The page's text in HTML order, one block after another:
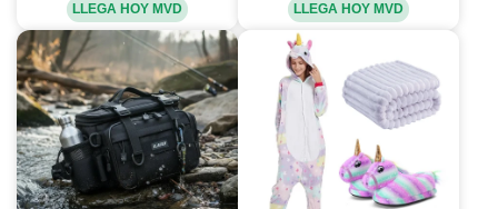
LLEGA HOY MVD LLEGA HOY MVD